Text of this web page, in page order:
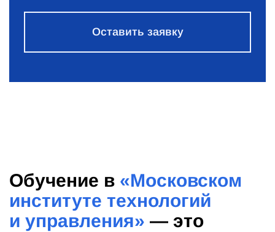
Оставить заявку
Обучение в «Московском
институте технологий
и управления» — это